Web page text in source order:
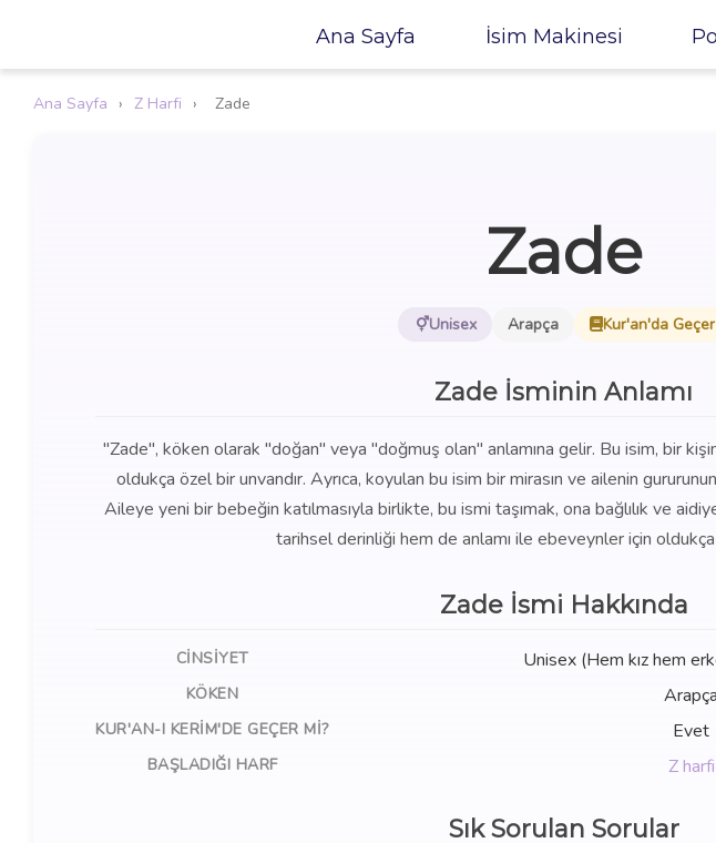
Ana Sayfa İsim Makinesi
Ana Sayfa › Z Harfi › Zade
Zade
Unisex Arapça Kur'an'da Geçer
Zade İsminin Anlamı
"Zade", köken olarak "doğan" veya "doğmuş olan" anlamına gelir. Bu isim, bir
oldukça özel bir unvandır. Ayrıca, koyulan bu isim bir mirasın ve ailenin
Aileye yeni bir bebeğin katılmasıyla birlikte, bu ismi taşımak, ona bağlılık ve
tarihsel derinliği hem de anlamı ile ebeveynler için
Zade İsmi Hakkında
CINSIYET Unisex (Hem kız hem
KÖKEN Arapça
KUR'AN-I KERIM'DE GEÇER MI? Evet
BAŞLADIĞI HARF Z harfi
Sık Sorulan Sorular